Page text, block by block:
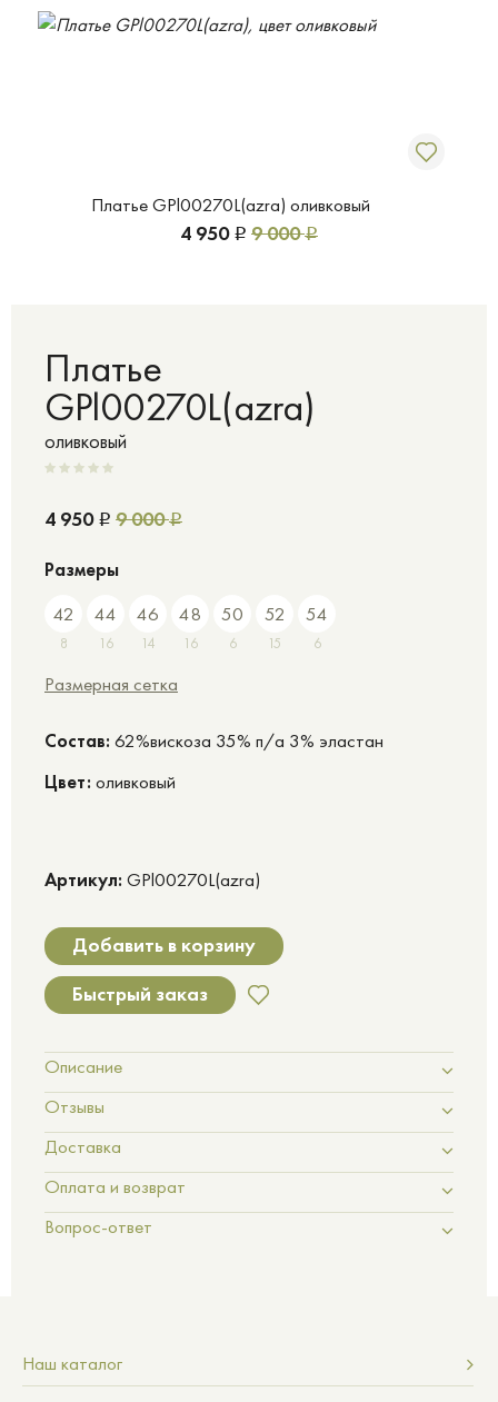
Платье GPl00270L(azra) оливковый
4 950 Р 9 000Р
Платье
GPl00270L(azra)
оливковый
4 950 Р 9 000Р
Размеры
42
8
44
16
46
14
48
16
50
6
52
15
54
6
Размерная сетка
Cостав: 62%вискоза 35% п/а 3% эластан
Цвет: оливковый
Артикул: GPl00270L(azra)
Добавить в корзину
Быстрый заказ
Описание
Отзывы
Доставка
Оплата и возврат
Вопрос-ответ
Наш каталог